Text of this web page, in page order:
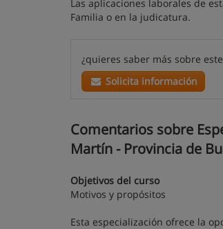
Las aplicaciones laborales de
Familia o en la judicatura.
¿quieres saber más sobre
Solicita información
Comentarios sobre
Martín - Provincia de
Objetivos del curso
Motivos y propósitos
Esta especialización ofrece la